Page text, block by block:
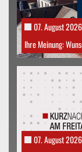
07. August 2026
Ihre Meinung:
07. August 2026